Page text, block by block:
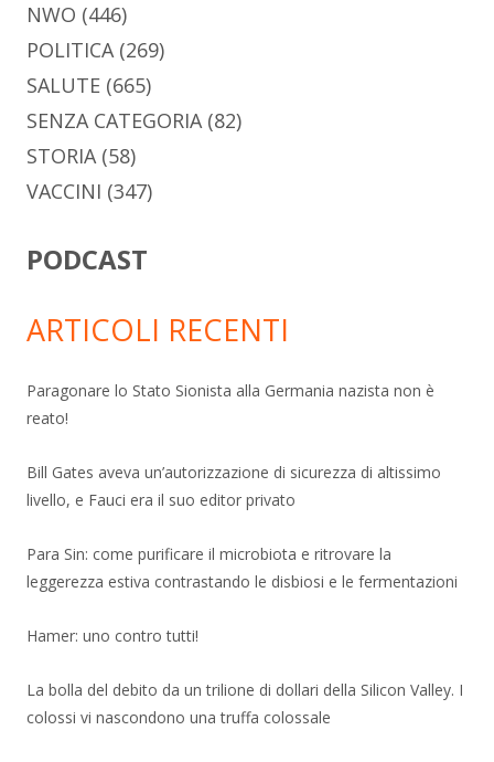
NWO (446)
POLITICA(269)
SALUTE (665)
SENZA CATEGORIA(82)
STORIA(58)
VACCINI (347)
PODCAST
ARTICOLI RECENTI
Paragonare lo Stato Sionista alla Germania nazista non è
reato!
Bill Gates aveva un’autorizzazione di sicurezza di altissimo
livello, e Fauci era il suo editor privato
Para Sin: come purificare il microbiota e ritrovare la
leggerezza estiva contrastando le disbiosi e le fermentazioni
Hamer: uno contro tutti!
La bolla del debito da un trilione di dollari della Silicon Valley. I
colossi vi nascondono una truffa colossale